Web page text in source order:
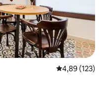
Միջին
4,89 (123)